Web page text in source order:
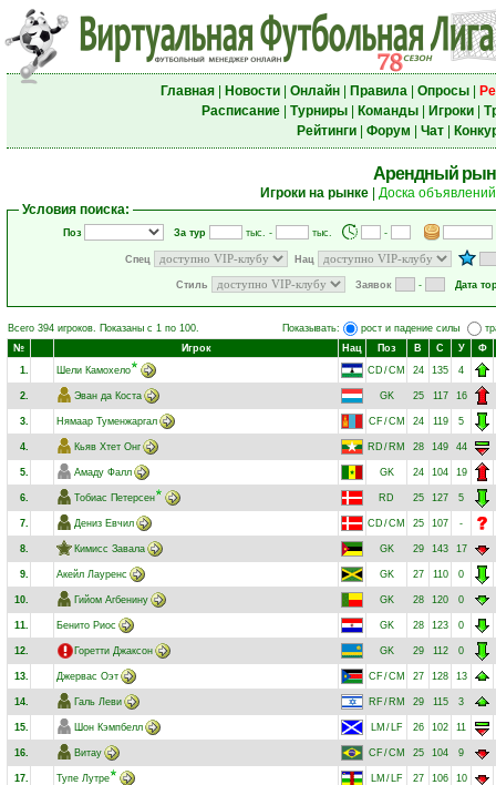
Главная| Новости| Онлайн| Правила| Опросы|
Расписание| Турниры| Команды| Игроки|
Рейтинги| Форум Чат|
Арендный
Игроки на рынке
Доска объявлений
Условия поиска:
Поз За тур тыс. - тыс. -
Спец Нац
Стиль Заявок - Дата
Всего 394 игроков. Показаны с 1 по 100. Показывать: рост и падение силы
№
Игрок Нац Поз В С У
Ф
1.
Шели Камохело CD /CM 24 135 4
2. Эван да Коста GK 25 117 16
3. Нямаар Туменжаргал CF/CM 24 119 5
4. Кьяв Хтет Онг RD / RM 28 149 44
5. Амаду Фалл GK 24 104 19
6. Тобиас Петерсен RD 25 127 5
7. Дениз Евчил CD /CM 25 107 -
8. Кимисс Завала GK 29 143 17
9. Акейл Лауренс GK 27 110 0
10. Гийом Агбенину GK 28 120 0
11. Бенито Риос GK 28 123 0
12. Горетти Джаксон GK 29 112 0
13. Джервас Оэт CF/CM 27 128 13
14. Галь Леви RF / RM 29 115 3
15. Шон Кэмпбелл LM / LF 26 102 11
16. Витау CF /CM 25 104 9
17. Тупе Лутре LM / LF 27 106 10